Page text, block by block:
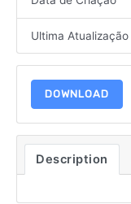
Ultima Atualização
DOWNLOAD
Description